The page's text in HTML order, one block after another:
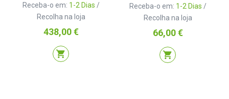
Receba-o em: 1-2 Dias /
Recolha na loja
Preço
438,00 €
shopping_cart
Receba-o em: 1-2 Dias /
Recolha na loja
Preço
66,00 €
shopping_cart